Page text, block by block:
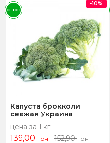
Капуста брокколи
свежая Украина
цена за 1 кг
139,00 грн 152,90грн
-10%
СЕЗОН